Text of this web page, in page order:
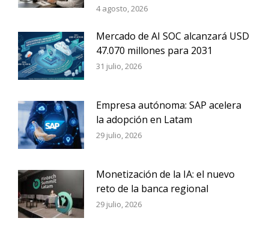
4 agosto, 2026
Mercado de AI SOC alcanzará USD
47.070 millones para 2031
31 julio, 2026
Empresa autónoma: SAP acelera
la adopción en Latam
29 julio, 2026
Monetización de la IA: el nuevo
reto de la banca regional
29 julio, 2026